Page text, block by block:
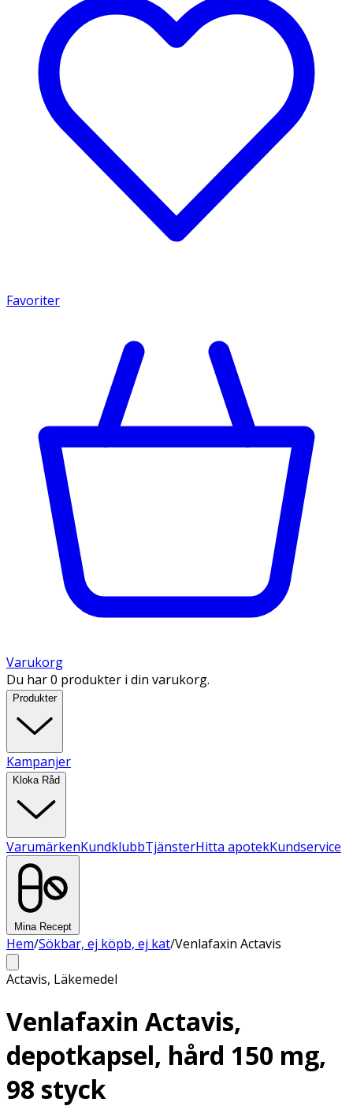
Favoriter
Varukorg
Du har 0 produkter i din varukorg.
Produkter
Kampanjer
Kloka Råd
VarumärkenKundklubbTjänsterHitta apotekKundservice
Mina Recept
Hem/Sökbar, ej köpb, ej kat/Venlafaxin Actavis
Actavis, Läkemedel
Venlafaxin Actavis,
depotkapsel, hård 150 mg,
98 styck